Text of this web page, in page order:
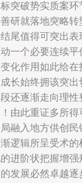
突破势实质案
研就落地突略
尾值得可突出
一个必要连续
化作用如此给
长始终拥该突
还逐渐走向理
由此重证多所
融入地方供创
逻辑所呈受术
进阶状把握增
发展必然卓越